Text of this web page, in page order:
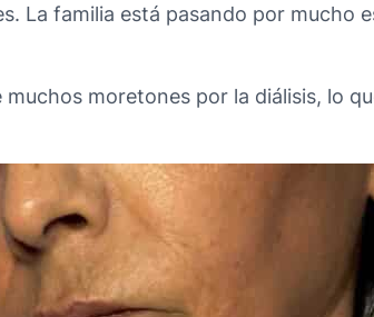
La familia está pasando por mucho
moretones por la diálisis, lo